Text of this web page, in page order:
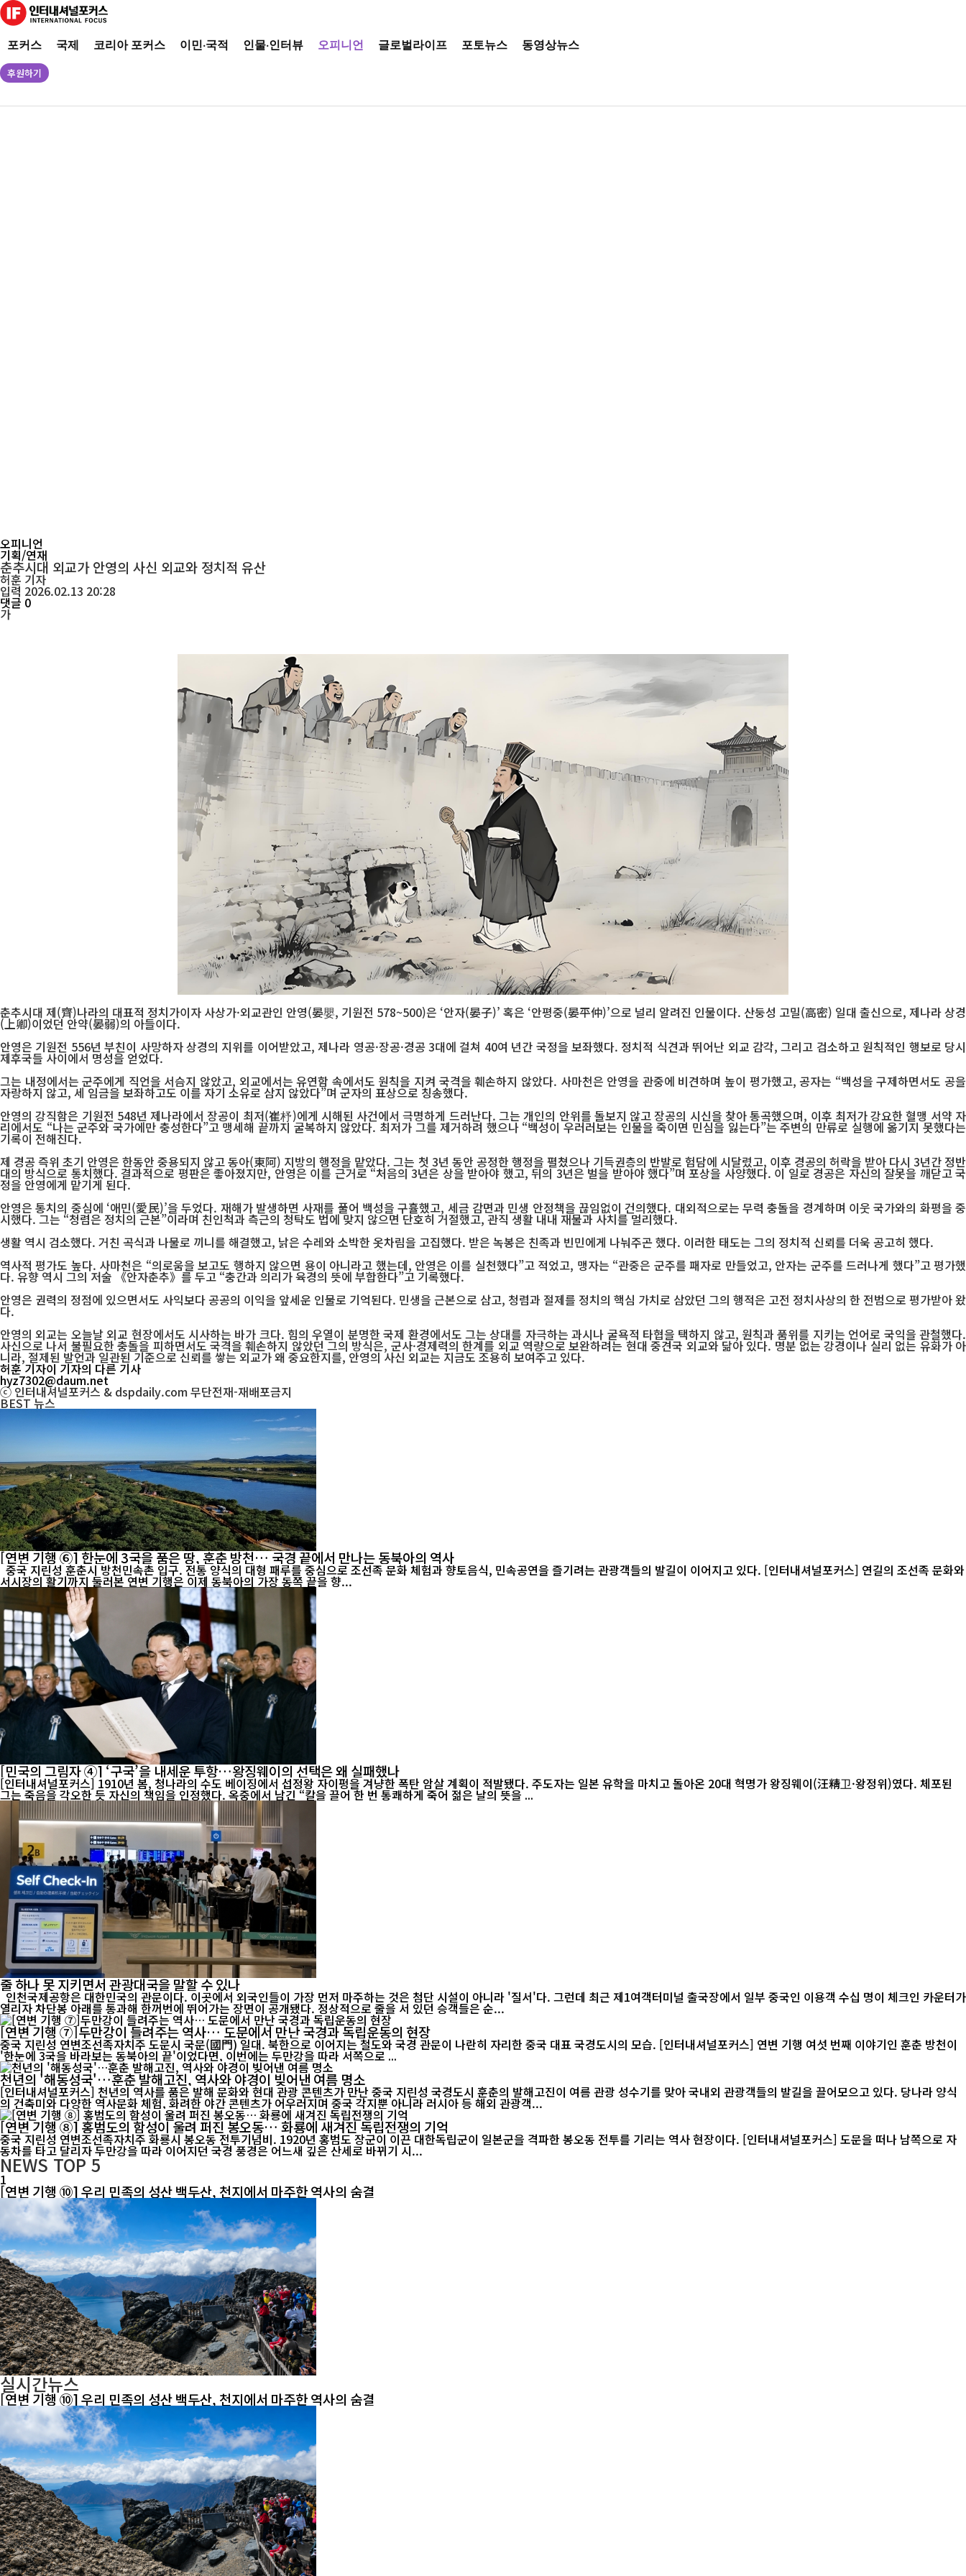
포커스 국제 코리아 포커스 이민·국적 인물·인터뷰 오피니언 글로벌라이프 포토뉴스 동영상뉴스
후원하기
오피니언
기획/연재
춘추시대 외교가 안영의 사신 외교와 정치적 유산
허훈 기자
입력 2026.02.13 20:28
댓글 0
가
춘추시대 제(齊)나라의 대표적 정치가이자 사상가·외교관인 안영(晏嬰, 기원전 578~500)은 ‘안자(晏子)’ 혹은 ‘안평중(晏平仲)’으로 널리 알려진 인물이다. 산둥성 고밀(高密) 일대 출신으로, 제나라 상경
(上卿)이었던 안약(晏弱)의 아들이다.
안영은 기원전 556년 부친이 사망하자 상경의 지위를 이어받았고, 제나라 영공·장공·경공 3대에 걸쳐 40여 년간 국정을 보좌했다. 정치적 식견과 뛰어난 외교 감각, 그리고 검소하고 원칙적인 행보로 당시
제후국들 사이에서 명성을 얻었다.
그는 내정에서는 군주에게 직언을 서슴지 않았고, 외교에서는 유연함 속에서도 원칙을 지켜 국격을 훼손하지 않았다. 사마천은 안영을 관중에 비견하며 높이 평가했고, 공자는 “백성을 구제하면서도 공을
자랑하지 않고, 세 임금을 보좌하고도 이를 자기 소유로 삼지 않았다”며 군자의 표상으로 칭송했다.
안영의 강직함은 기원전 548년 제나라에서 장공이 최저(崔杼)에게 시해된 사건에서 극명하게 드러난다. 그는 개인의 안위를 돌보지 않고 장공의 시신을 찾아 통곡했으며, 이후 최저가 강요한 혈맹 서약 자
리에서도 “나는 군주와 국가에만 충성한다”고 맹세해 끝까지 굴복하지 않았다. 최저가 그를 제거하려 했으나 “백성이 우러러보는 인물을 죽이면 민심을 잃는다”는 주변의 만류로 실행에 옮기지 못했다는
기록이 전해진다.
제 경공 즉위 초기 안영은 한동안 중용되지 않고 동아(東阿) 지방의 행정을 맡았다. 그는 첫 3년 동안 공정한 행정을 펼쳤으나 기득권층의 반발로 험담에 시달렸고, 이후 경공의 허락을 받아 다시 3년간 정반
대의 방식으로 통치했다. 결과적으로 평판은 좋아졌지만, 안영은 이를 근거로 “처음의 3년은 상을 받아야 했고, 뒤의 3년은 벌을 받아야 했다”며 포상을 사양했다. 이 일로 경공은 자신의 잘못을 깨닫고 국
정을 안영에게 맡기게 된다.
안영은 통치의 중심에 ‘애민(愛民)’을 두었다. 재해가 발생하면 사재를 풀어 백성을 구휼했고, 세금 감면과 민생 안정책을 끊임없이 건의했다. 대외적으로는 무력 충돌을 경계하며 이웃 국가와의 화평을 중
시했다. 그는 “청렴은 정치의 근본”이라며 친인척과 측근의 청탁도 법에 맞지 않으면 단호히 거절했고, 관직 생활 내내 재물과 사치를 멀리했다.
생활 역시 검소했다. 거친 곡식과 나물로 끼니를 해결했고, 낡은 수레와 소박한 옷차림을 고집했다. 받은 녹봉은 친족과 빈민에게 나눠주곤 했다. 이러한 태도는 그의 정치적 신뢰를 더욱 공고히 했다.
역사적 평가도 높다. 사마천은 “의로움을 보고도 행하지 않으면 용이 아니라고 했는데, 안영은 이를 실천했다”고 적었고, 맹자는 “관중은 군주를 패자로 만들었고, 안자는 군주를 드러나게 했다”고 평가했
다. 유향 역시 그의 저술 《안자춘추》를 두고 “충간과 의리가 육경의 뜻에 부합한다”고 기록했다.
안영은 권력의 정점에 있으면서도 사익보다 공공의 이익을 앞세운 인물로 기억된다. 민생을 근본으로 삼고, 청렴과 절제를 정치의 핵심 가치로 삼았던 그의 행적은 고전 정치사상의 한 전범으로 평가받아 왔
다.
안영의 외교는 오늘날 외교 현장에서도 시사하는 바가 크다. 힘의 우열이 분명한 국제 환경에서도 그는 상대를 자극하는 과시나 굴욕적 타협을 택하지 않고, 원칙과 품위를 지키는 언어로 국익을 관철했다.
사신으로 나서 불필요한 충돌을 피하면서도 국격을 훼손하지 않았던 그의 방식은, 군사·경제력의 한계를 외교 역량으로 보완하려는 현대 중견국 외교와 닮아 있다. 명분 없는 강경이나 실리 없는 유화가 아
니라, 절제된 발언과 일관된 기준으로 신뢰를 쌓는 외교가 왜 중요한지를, 안영의 사신 외교는 지금도 조용히 보여주고 있다.
허훈 기자이 기자의 다른 기사
hyz7302@daum.net
ⓒ 인터내셔널포커스 & dspdaily.com 무단전재-재배포금지
BEST뉴스
[연변 기행 ⑥] 한눈에 3국을 품은 땅, 훈춘 방천… 국경 끝에서 만나는 동북아의 역사
중국 지린성 훈춘시 방천민속촌 입구. 전통 양식의 대형 패루를 중심으로 조선족 문화 체험과 향토음식, 민속공연을 즐기려는 관광객들의 발길이 이어지고 있다. [인터내셔널포커스] 연길의 조선족 문화와
서시장의 활기까지 둘러본 연변 기행은 이제 동북아의 가장 동쪽 끝을 향...
[민국의 그림자 ④] ‘구국’을 내세운 투항…왕징웨이의 선택은 왜 실패했나
[인터내셔널포커스] 1910년 봄, 청나라의 수도 베이징에서 섭정왕 자이펑을 겨냥한 폭탄 암살 계획이 적발됐다. 주도자는 일본 유학을 마치고 돌아온 20대 혁명가 왕징웨이(汪精卫·왕정위)였다. 체포된
그는 죽음을 각오한 듯 자신의 책임을 인정했다. 옥중에서 남긴 “칼을 끌어 한 번 통쾌하게 죽어 젊은 날의 뜻을 ...
줄 하나 못 지키면서 관광대국을 말할 수 있나
인천국제공항은 대한민국의 관문이다. 이곳에서 외국인들이 가장 먼저 마주하는 것은 첨단 시설이 아니라 '질서'다. 그런데 최근 제1여객터미널 출국장에서 일부 중국인 이용객 수십 명이 체크인 카운터가
열리자 차단봉 아래를 통과해 한꺼번에 뛰어가는 장면이 공개됐다. 정상적으로 줄을 서 있던 승객들은 순...
[연변 기행 ⑦]두만강이 들려주는 역사… 도문에서 만난 국경과 독립운동의 현장
중국 지린성 연변조선족자치주 도문시 국문(國門) 일대. 북한으로 이어지는 철도와 국경 관문이 나란히 자리한 중국 대표 국경도시의 모습. [인터내셔널포커스] 연변 기행 여섯 번째 이야기인 훈춘 방천이
'한눈에 3국을 바라보는 동북아의 끝'이었다면, 이번에는 두만강을 따라 서쪽으로 ...
천년의 '해동성국'…훈춘 발해고진, 역사와 야경이 빚어낸 여름 명소
[인터내셔널포커스] 천년의 역사를 품은 발해 문화와 현대 관광 콘텐츠가 만난 중국 지린성 국경도시 훈춘의 발해고진이 여름 관광 성수기를 맞아 국내외 관광객들의 발길을 끌어모으고 있다. 당나라 양식
의 건축미와 다양한 역사문화 체험, 화려한 야간 콘텐츠가 어우러지며 중국 각지뿐 아니라 러시아 등 해외 관광객...
[연변 기행 ⑧] 홍범도의 함성이 울려 퍼진 봉오동… 화룡에 새겨진 독립전쟁의 기억
중국 지린성 연변조선족자치주 화룡시 봉오동 전투기념비. 1920년 홍범도 장군이 이끈 대한독립군이 일본군을 격파한 봉오동 전투를 기리는 역사 현장이다. [인터내셔널포커스] 도문을 떠나 남쪽으로 자
동차를 타고 달리자 두만강을 따라 이어지던 국경 풍경은 어느새 깊은 산세로 바뀌기 시...
NEWS TOP 5
1
[연변 기행 ⑩] 우리 민족의 성산 백두산, 천지에서 마주한 역사의 숨결
실시간뉴스
[연변 기행 ⑩] 우리 민족의 성산 백두산, 천지에서 마주한 역사의 숨결